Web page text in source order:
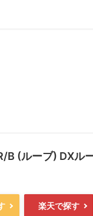
B (ルーブ) DXル
楽天で探す